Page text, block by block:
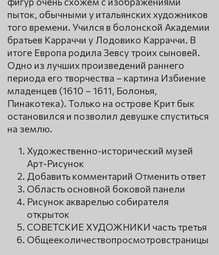
пыток, обычными у итальянских художников
того времени. Учился в болонской Академии
братьев Карраччи у Лодовико Карраччи. В
итоге Европа родила Зевсу троих сыновей.
Одно из лучших произведений раннего
периода его творчества – картина Избиение
младенцев (1610 – 1611, Болонья,
Пинакотека). Только на острове Крит бык
остановился и позволил девушке спуститься
на землю.
Художественно-исторический музей
Арт-Рисунок
Добавить комментарий Отменить ответ
Область основной боковой панели
Рисунок акварелью собирателя
открыток
СОВЕТСКИЕ ХУДОЖНИКИ часть третья
Общееколичествопросмотровстраницы